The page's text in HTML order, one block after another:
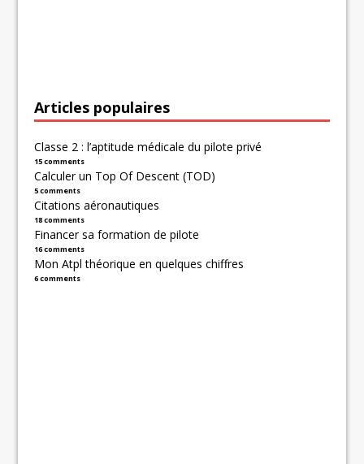
Articles populaires
Classe 2 : l’aptitude médicale du pilote privé
15 comments
Calculer un Top Of Descent (TOD)
5 comments
Citations aéronautiques
18 comments
Financer sa formation de pilote
16 comments
Mon Atpl théorique en quelques chiffres
6 comments